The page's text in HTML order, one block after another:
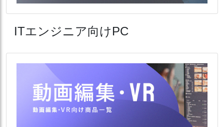
ITエンジニア向けPC